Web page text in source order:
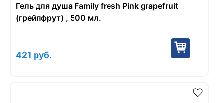
Гель для душа Family fresh Pink grapefruit
(грейпфрут) , 500 мл.
421 руб.